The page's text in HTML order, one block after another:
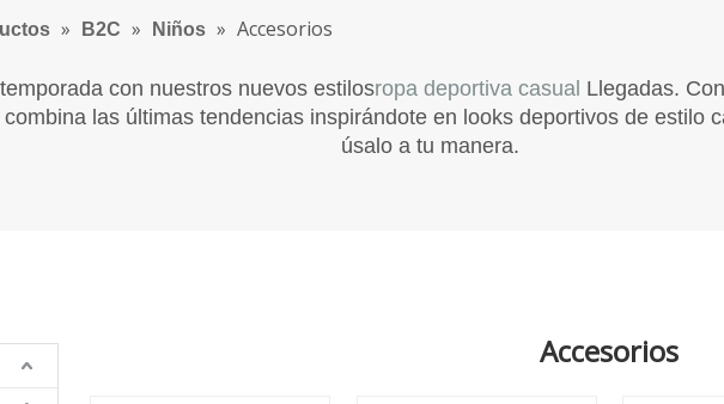
» B2C » Niños » Accesorios
con nuestros nuevos estilosropa deportiva casual Llegadas.
las últimas tendencias inspirándote en looks deportivos de estilo
úsalo a tu manera.
Accesorios